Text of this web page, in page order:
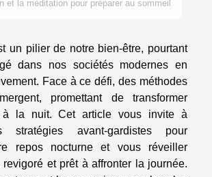
et la méditation pour préparer au sommeil
un pilier de notre bien-être, pourtant
dans nos sociétés modernes en
Face à ce défi, des méthodes
promettant de transformer
à la nuit. Cet article vous invite à
stratégies avant-gardistes pour
repos nocturne et vous réveiller
et prêt à affronter la journée.